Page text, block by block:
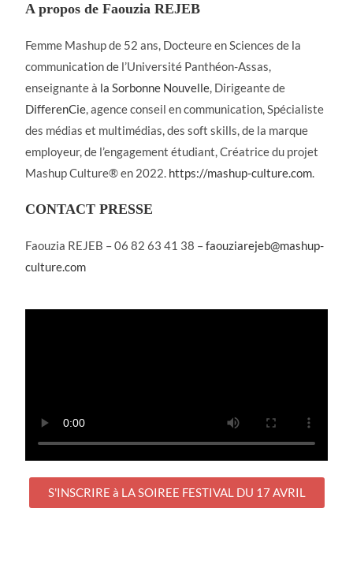
A propos de Faouzia REJEB
Femme Mashup de 52 ans, Docteure en Sciences de la
communication de l’Université Panthéon-Assas,
enseignante à la Sorbonne Nouvelle, Dirigeante de
DifferenCie, agence conseil en communication, Spécialiste
des médias et multimédias, des soft skills, de la marque
employeur, de l’engagement étudiant, Créatrice du projet
Mashup Culture®️ en 2022. https://mashup-culture.com.
CONTACT PRESSE
Faouzia REJEB – 06 82 63 41 38 –faouziarejeb@mashup-
culture.com
S'INSCRIRE à LA SOIREE FESTIVAL DU 17 AVRIL